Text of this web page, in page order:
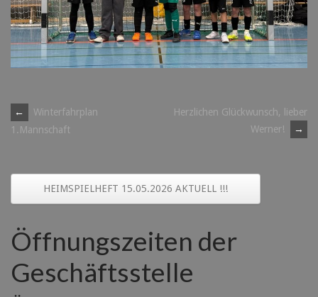
Post
←
Winterfahrplan
1.Mannschaft
Herzlichen Glückwunsch, lieber
Werner!
→
HEIMSPIELHEFT 15.05.2026 AKTUELL !!!
Öffnungszeiten der
Geschäftsstelle